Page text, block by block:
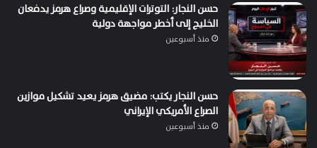
حسن النجار: التوترات الإقليمية وصراع هرمز يدفعان
الخليج إلى أخطر مواجهة دولية
منذ أسبوعين
حسن النجار يكتب: مضيق هرمز يعيد تشكيل موازين
الصراع الأمريكي الإيراني
منذ أسبوعين